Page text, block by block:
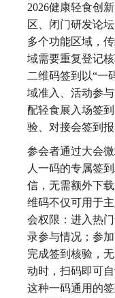
2026健康轻食创
区、闭门研发论
多个功能区域，
域需要重复登记
二维码签到以“一
域准入、活动参
配轻食展入场签
验、对接会签到报
参会者通过大会
人一码的专属签
信，无需额外下
维码不仅可用于
会权限：进入热
录参与情况；参
完成签到核验，
动时，扫码即可
这种一码通用的